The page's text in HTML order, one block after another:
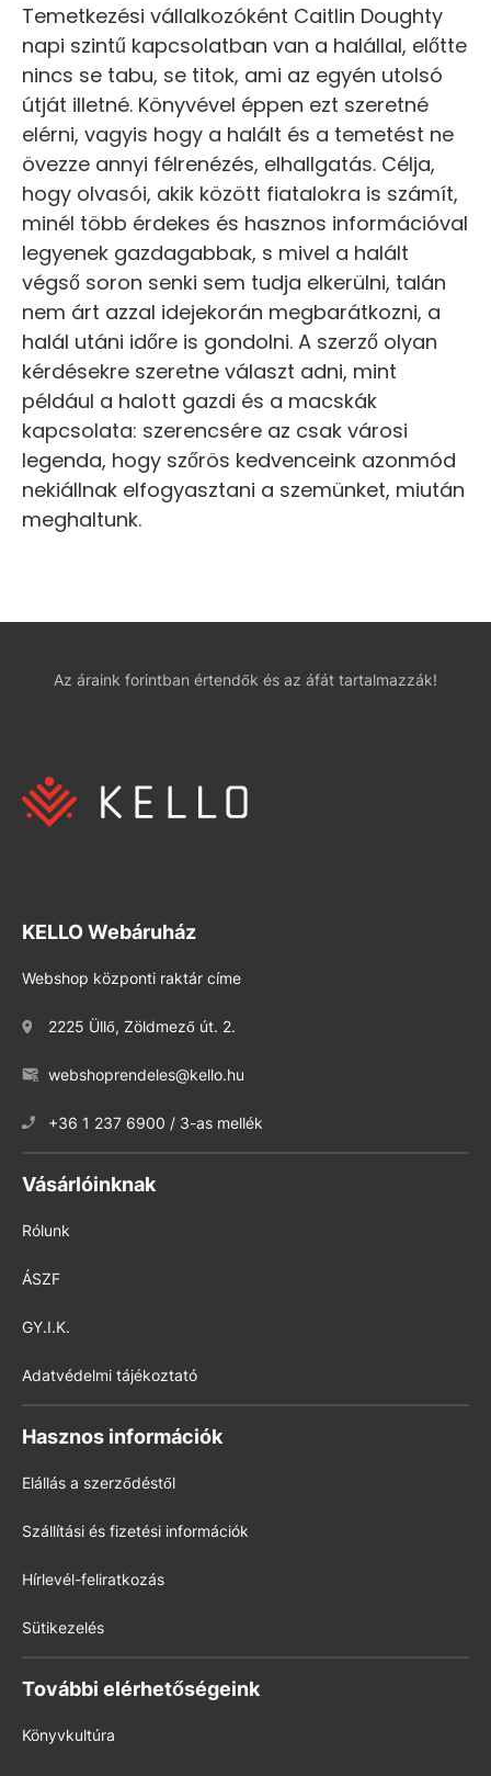
Temetkezési vállalkozóként Caitlin Doughty
napi szintű kapcsolatban van a halállal, előtte
nincs se tabu, se titok, ami az egyén utolsó
útját illetné. Könyvével éppen ezt szeretné
elérni, vagyis hogy a halált és a temetést ne
övezze annyi félrenézés, elhallgatás. Célja,
hogy olvasói, akik között fiatalokra is számít,
minél több érdekes és hasznos információval
legyenek gazdagabbak, s mivel a halált
végső soron senki sem tudja elkerülni, talán
nem árt azzal idejekorán megbarátkozni, a
halál utáni időre is gondolni. A szerző olyan
kérdésekre szeretne választ adni, mint
például a halott gazdi és a macskák
kapcsolata: szerencsére az csak városi
legenda, hogy szőrös kedvenceink azonmód
nekiállnak elfogyasztani a szemünket, miután
meghaltunk.
Az áraink forintban értendők és az áfát tartalmazzák!
KELLO Webáruház
Webshop központi raktár címe
2225 Üllő, Zöldmező út. 2.
webshoprendeles@kello.hu
+36 1 237 6900 / 3-as mellék
Vásárlóinknak
Rólunk
ÁSZF
GY.I.K.
Adatvédelmi tájékoztató
Hasznos információk
Elállás a szerződéstől
Szállítási és fizetési információk
Hírlevél-feliratkozás
Sütikezelés
További elérhetőségeink
Könyvkultúra